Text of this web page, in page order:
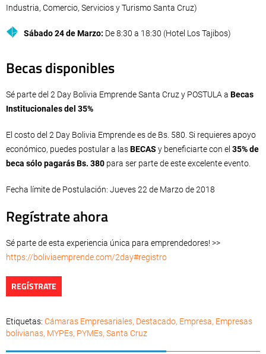
Industria, Comercio, Servicios y Turismo Santa Cruz)
Sábado 24 de Marzo: De 8:30 a 18:30 (Hotel Los Tajibos)
Becas disponibles
Sé parte del 2 Day Bolivia EmprendeSanta Cruzy POSTULA a Becas
Institucionales del 35%
El costo del 2 Day Bolivia Emprende es de Bs. 580. Si requieres apoyo
económico, puedes postular a lasBECAS y beneficiarte con el 35% de
beca sólo pagarás Bs. 380 para ser parte de este excelente evento.
Fecha límite de Postulación: Jueves 22 de Marzo de 2018
Regístrate ahora
Sé parte de esta experiencia única para emprendedores! >>
https://boliviaemprende.com/2day#registro
REGÍSTRATE
Etiquetas: Cámaras Empresariales, Destacado, Empresa, Empresas
bolivianas, MYPEs, PYMEs, Santa Cruz